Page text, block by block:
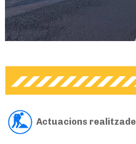
Actuacions